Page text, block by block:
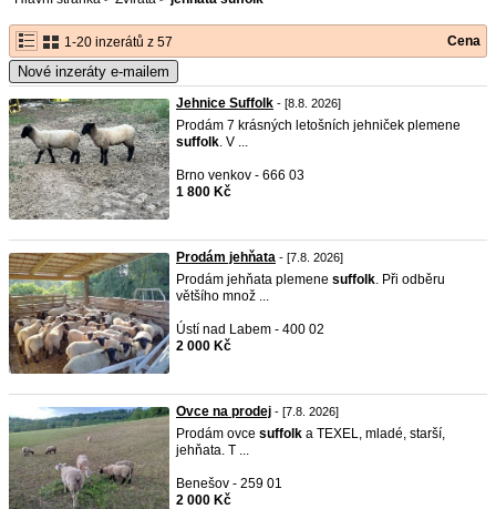
1-20 inzerátů z 57 Cena
Nové inzeráty e-mailem
Jehnice Suffolk - [8.8. 2026]
Prodám 7 krásných letošních jehniček plemene
suffolk. V ...
Brno venkov - 666 03
1 800 Kč
Prodám jehňata - [7.8. 2026]
Prodám jehňata plemene suffolk. Při odběru
většího množ ...
Ústí nad Labem - 400 02
2 000 Kč
Ovce na prodej - [7.8. 2026]
Prodám ovce suffolk a TEXEL, mladé, starší,
jehňata. T ...
Benešov - 259 01
2 000 Kč